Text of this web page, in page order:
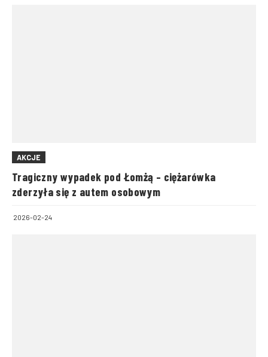
AKCJE
Tragiczny wypadek pod Łomżą – ciężarówka
zderzyła się z autem osobowym
2026-02-24